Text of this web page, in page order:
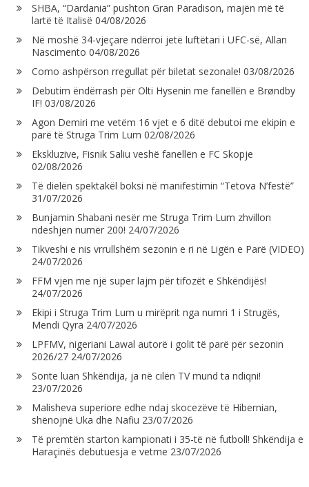
SHBA, “Dardania” pushton Gran Paradison, majën më të
lartë të Italisë 04/08/2026
Në moshë 34-vjeçare ndërroi jetë luftëtari i UFC-së, Allan
Nascimento 04/08/2026
Como ashpërson rregullat për biletat sezonale! 03/08/2026
Debutim ëndërrash për Olti Hysenin me fanellën e Brøndby
IF! 03/08/2026
Agon Demiri me vetëm 16 vjet e 6 ditë debutoi me ekipin e
parë të Struga Trim Lum 02/08/2026
Ekskluzive, Fisnik Saliu veshë fanellën e FC Skopje
02/08/2026
Të dielën spektakël boksi në manifestimin “Tetova N’festë”
31/07/2026
Bunjamin Shabani nesër me Struga Trim Lum zhvillon
ndeshjen numër 200! 24/07/2026
Tikveshi e nis vrrullshëm sezonin e ri në Ligën e Parë (VIDEO)
24/07/2026
FFM vjen me një super lajm për tifozët e Shkëndijës!
24/07/2026
Ekipi i Struga Trim Lum u mirëprit nga numri 1 i Strugës,
Mendi Qyra 24/07/2026
LPFMV, nigeriani Lawal autorë i golit të parë për sezonin
2026/27 24/07/2026
Sonte luan Shkëndija, ja në cilën TV mund ta ndiqni!
23/07/2026
Malisheva superiore edhe ndaj skocezëve të Hibernian,
shënojnë Uka dhe Nafiu 23/07/2026
Të premtën starton kampionati i 35-të në futboll! Shkëndija e
Haraçinës debutuesja e vetme 23/07/2026